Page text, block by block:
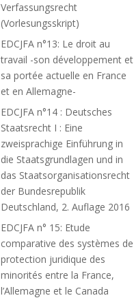
Verfassungsrecht
(Vorlesungsskript)
EDCJFA n°13: Le droit au
travail -son développement et
sa portée actuelle en France
et en Allemagne-
EDCJFA n°14 : Deutsches
Staatsrecht I : Eine
zweisprachige Einführung in
die Staatsgrundlagen und in
das Staatsorganisationsrecht
der Bundesrepublik
Deutschland, 2. Auflage 2016
EDCJFA n° 15: Etude
comparative des systèmes de
protection juridique des
minorités entre la France,
l’Allemagne et le Canada